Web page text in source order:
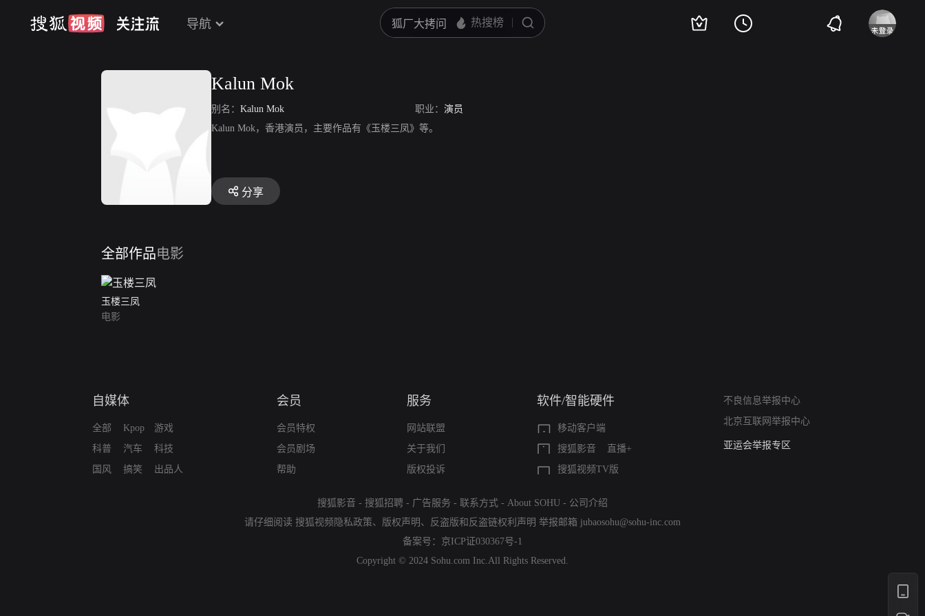
导航
Kalun Mok
别名： Kalun Mok 职业： 演员
Kalun Mok，香港演员，主要作品有《玉楼三凤》等。
分享
全部作品电影
玉楼三凤
电影
自媒体
全部
科普
国风
Kpop
汽车
搞笑
游戏
科技
出品人
会员
会员特权
会员剧场
帮助
服务
网站联盟
关于我们
版权投诉
软件/智能硬件
移动客户端
搜狐影音
直播+
搜狐视频TV版
不良信息举报中心
北京互联网举报中心
算法推荐专项举报
亚运会举报专区
搜狐影音 - 搜狐招聘 - 广告服务 - 联系方式 - About SOHU - 公司介绍
请仔细阅读 搜狐视频隐私政策、 版权声明 、 反盗版和反盗链权利声明 举报邮箱 jubaosohu@sohu-inc.com
备案号： 京ICP证030367号-1
Copyright © 2024 Sohu.com Inc.All Rights Reserved.